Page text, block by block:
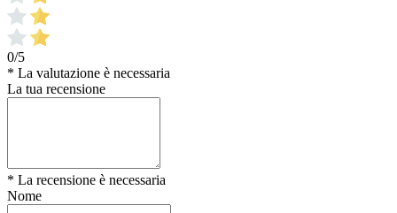
0/5
* La valutazione è necessaria
La tua recensione
* La recensione è necessaria
Nome